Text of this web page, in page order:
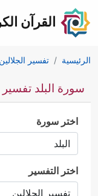
القرآن
الرئيسية تفسير الجلالين
سورة البلد تفسير
اختر سورة
اختر التفسير